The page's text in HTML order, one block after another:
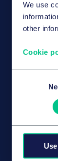
We use
other
Cookie